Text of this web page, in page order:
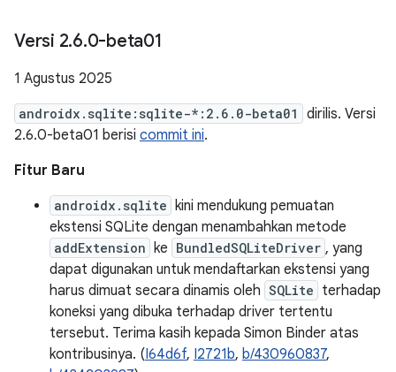
Versi 2.6.0-beta01
1 Agustus 2025
androidx.sqlite:sqlite-*:2.6.0-beta01
dirilis. Versi
2.6.0-beta01 berisi commit ini.
Fitur Baru
androidx.sqlite kini mendukung pemuatan
ekstensi SQLite dengan menambahkan metode
addExtension ke BundledSQLiteDriver , yang
dapat digunakan untuk mendaftarkan ekstensi yang
harus dimuat secara dinamis oleh SQLite terhadap
koneksi yang dibuka terhadap driver tertentu
tersebut. Terima kasih kepada Simon Binder atas
kontribusinya. (I64d6f, I2721b, b/430960837,